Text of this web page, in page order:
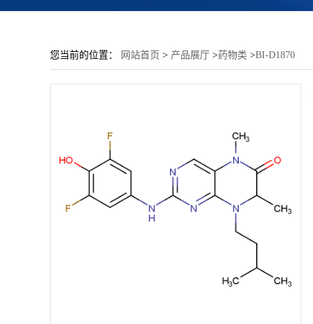
您当前的位置： 网站首页 > 产品展厅 >药物类 >BI-D1870